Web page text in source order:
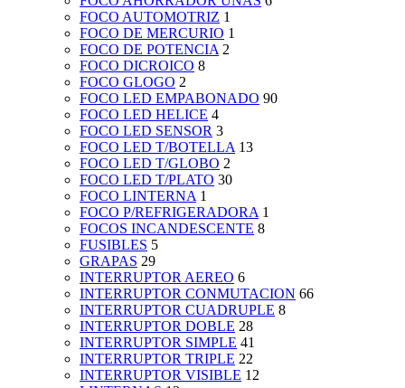
FOCO AUTOMOTRIZ 1
FOCO DE MERCURIO 1
FOCO DE POTENCIA 2
FOCO DICROICO 8
FOCO GLOGO 2
FOCO LED EMPABONADO 90
FOCO LED HELICE 4
FOCO LED SENSOR 3
FOCO LED T/BOTELLA 13
FOCO LED T/GLOBO 2
FOCO LED T/PLATO 30
FOCO LINTERNA 1
FOCO P/REFRIGERADORA 1
FOCOS INCANDESCENTE 8
FUSIBLES 5
GRAPAS 29
INTERRUPTOR AEREO 6
INTERRUPTOR CONMUTACION 66
INTERRUPTOR CUADRUPLE 8
INTERRUPTOR DOBLE 28
INTERRUPTOR SIMPLE 41
INTERRUPTOR TRIPLE 22
INTERRUPTOR VISIBLE 12